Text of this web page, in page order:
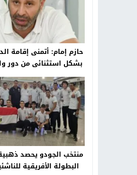
حازم إمام: أتمنى إقامة
بشكل استثنائى من دور
الخبر اليوم
منتخب الجودو يحصد
البطولة الأفريقية